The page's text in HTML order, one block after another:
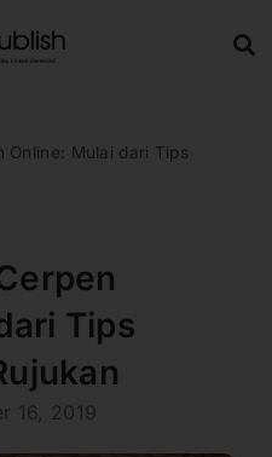
Online: Mulai dari Tips
Tips
16, 2019